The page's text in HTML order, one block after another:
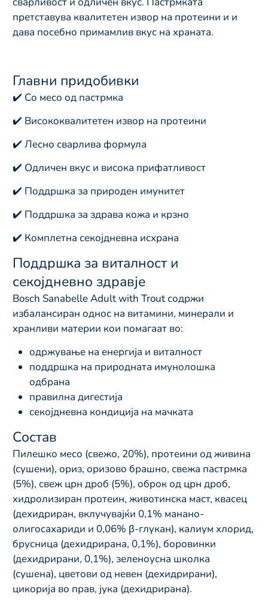
претставува квалитетен извор на протеини и и
дава посебно примамлив вкус на храната.
Главни придобивки
✔️ Со месо од пастрмка
✔️ Висококвалитетен извор на протеини
✔️ Лесно сварлива формула
✔️ Одличен вкус и висока прифатливост
✔️ Поддршка за природен имунитет
✔️ Поддршка за здрава кожа и крзно
✔️ Комплетна секојдневна исхрана
Поддршка за виталност и
секојдневно здравје
Bosch Sanabelle Adult with Trout содржи
избалансиран однос на витамини, минерали и
хранливи материи кои помагаат во:
одржување на енергија и виталност
поддршка на природната имунолошка
одбрана
правилна дигестија
секојдневна кондиција на мачката
Состав
Пилешко месо (свежо, 20%), протеини од живина
(сушени), ориз, оризово брашно, свежа пастрмка
(5%), свеж црн дроб (5%), оброк од црн дроб,
хидролизиран протеин, животинска маст, квасец
(дехидриран, вклучувајќи 0,1% манано-
олигосахариди и 0,06% β-глукан), калиум хлорид,
брусница (дехидрирана, 0,1%), боровинки
(дехидрирани, 0,1%), зеленоусна школка
(сушена), цветови од невен (дехидрирани),
цикорија во прав, јука (дехидрирана).